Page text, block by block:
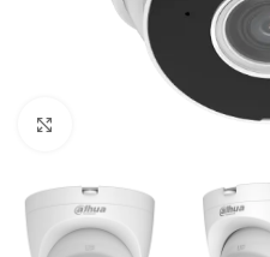
Щракнете за